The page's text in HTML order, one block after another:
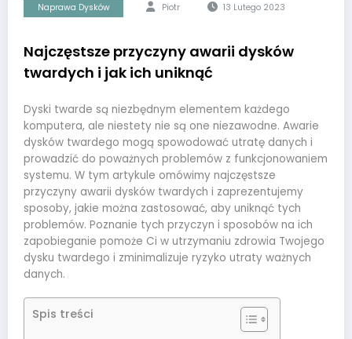
Naprawa Dysków Piotr 13 Lutego 2023
Najczęstsze przyczyny awarii dysków
twardych i jak ich uniknąć
Dyski twarde są niezbędnym elementem każdego
komputera, ale niestety nie są one niezawodne. Awarie
dysków twardego mogą spowodować utratę danych i
prowadzić do poważnych problemów z funkcjonowaniem
systemu. W tym artykule omówimy najczęstsze
przyczyny awarii dysków twardych i zaprezentujemy
sposoby, jakie można zastosować, aby uniknąć tych
problemów. Poznanie tych przyczyn i sposobów na ich
zapobieganie pomoże Ci w utrzymaniu zdrowia Twojego
dysku twardego i zminimalizuje ryzyko utraty ważnych
danych.
Spis treści